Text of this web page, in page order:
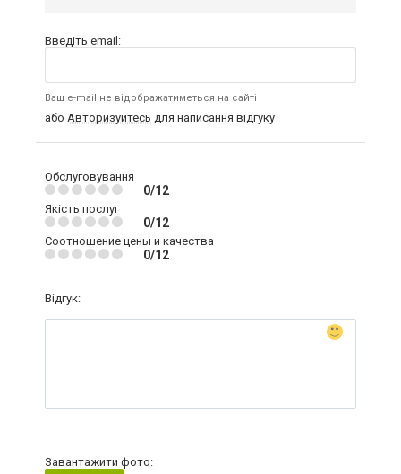
Введіть email:
Ваш e-mail не відображатиметься на сайті
або Авторизуйтесь для написання відгуку
Обслуговування
0/12
Якість послуг
0/12
Соотношение цены и качества
0/12
Відгук:
Завантажити фото: